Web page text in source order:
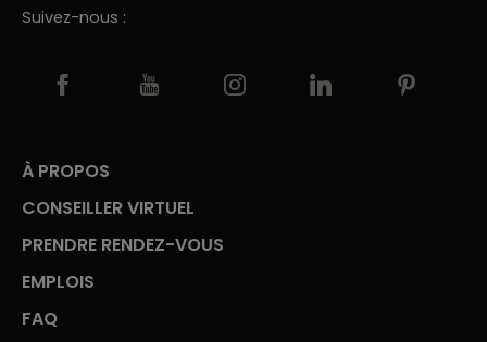
Suivez-nous :
À PROPOS
CONSEILLER VIRTUEL
PRENDRE RENDEZ-VOUS
EMPLOIS
FAQ